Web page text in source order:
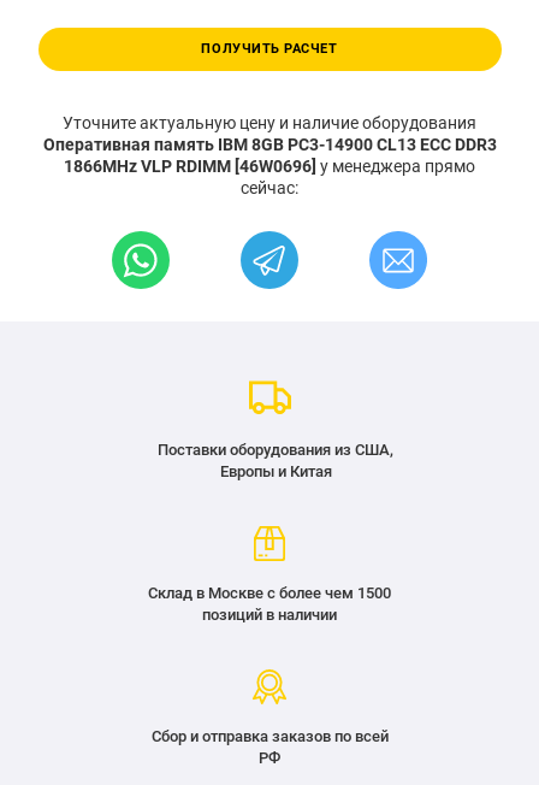
ПОЛУЧИТЬ РАСЧЕТ
Уточните актуальную цену и наличие оборудования
Оперативная память IBM 8GB PC3-14900 CL13 ECC DDR3
1866MHz VLP RDIMM [46W0696] у менеджера прямо
сейчас:
Поставки оборудования из США,
Европы и Китая
Склад в Москве с более чем 1500
позиций в наличии
Сбор и отправка заказов по всей
РФ